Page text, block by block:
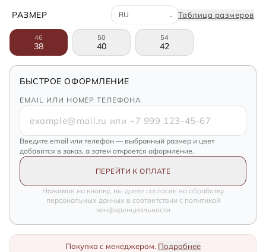
РАЗМЕР Система размеров
⌄ Таблица размеров
46
38
50
40
54
42
БЫСТРОЕ ОФОРМЛЕНИЕ
EMAIL ИЛИ НОМЕР ТЕЛЕФОНА
Введите email или телефон — выбранный размер и цвет
добавятся в заказ, а затем откроется оформление.
ПЕРЕЙТИ К ОПЛАТЕ
Нажимая на кнопку, вы даете согласие на обработку
персональных данных в соответствии с политикой
конфиденциальности
Покупка с менеджером. Подробнее